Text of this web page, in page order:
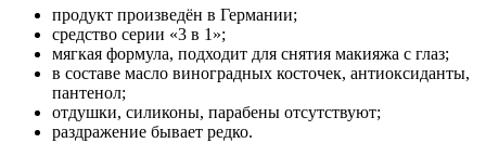
продукт произведён в Германии;
средство серии «3 в 1»;
мягкая формула, подходит для снятия макияжа с глаз;
в составе масло виноградных косточек, антиоксиданты,
пантенол;
отдушки, силиконы, парабены отсутствуют;
раздражение бывает редко.